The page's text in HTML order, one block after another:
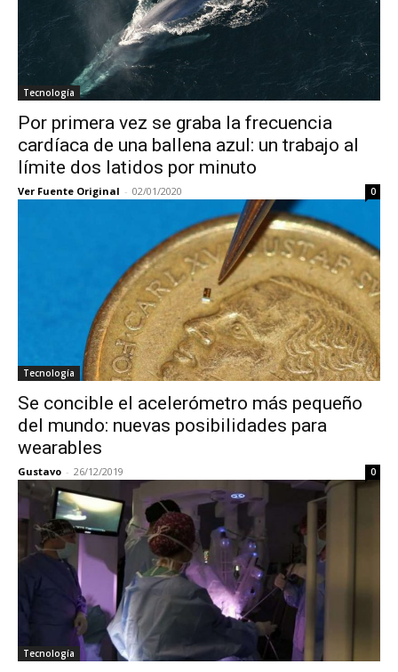
Tecnología
Por primera vez se graba la frecuencia
cardíaca de una ballena azul: un trabajo al
límite dos latidos por minuto
Ver Fuente Original - 02/01/2020 0
Tecnología
Se concible el acelerómetro más pequeño
del mundo: nuevas posibilidades para
wearables
Gustavo - 26/12/2019 0
Tecnología